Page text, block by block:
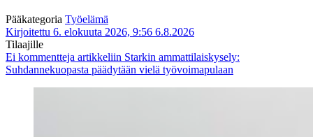
Pääkategoria Työelämä
Kirjoitettu 6. elokuuta 2026, 9:56 6.8.2026
Tilaajille
Ei kommentteja artikkeliin Starkin ammattilaiskysely:
Suhdannekuopasta päädytään vielä työvoimapulaan